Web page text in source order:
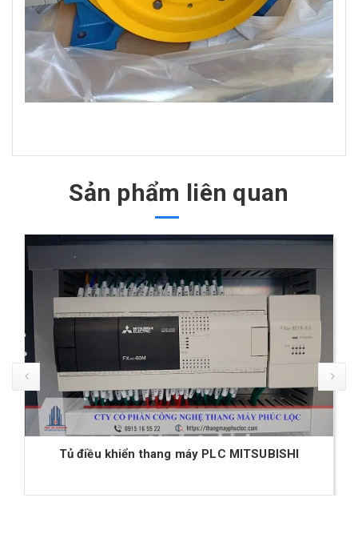
Sản phẩm liên quan
Rơ Le (Relay) trung gian chuyên dụng cho thang